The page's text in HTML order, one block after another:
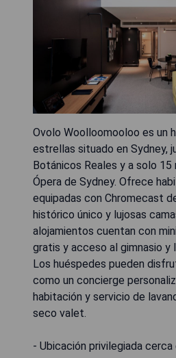
Ovolo Woolloomooloo es un
estrellas situado en Sydney,
Botánicos Reales y a solo
Ópera de Sydney. Ofrece
equipadas con Chromecast
histórico único y lujosas
alojamientos cuentan con
gratis y acceso al gimnasio y
Los huéspedes pueden
como un concierge
habitación y servicio de
seco valet.
- Ubicación privilegiada